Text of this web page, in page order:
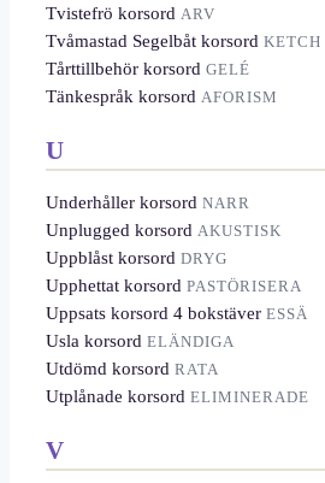
Tvistefrö korsord ARV
Tvåmastad Segelbåt korsord KETCH
Tårttillbehör korsord GELÉ
Tänkespråk korsord AFORISM
U
Underhåller korsord NARR
Unplugged korsord AKUSTISK
Uppblåst korsord DRYG
Upphettat korsord PASTÖRISERA
Uppsats korsord 4 bokstäver ESSÄ
Usla korsord ELÄNDIGA
Utdömd korsord RATA
Utplånade korsord ELIMINERADE
V